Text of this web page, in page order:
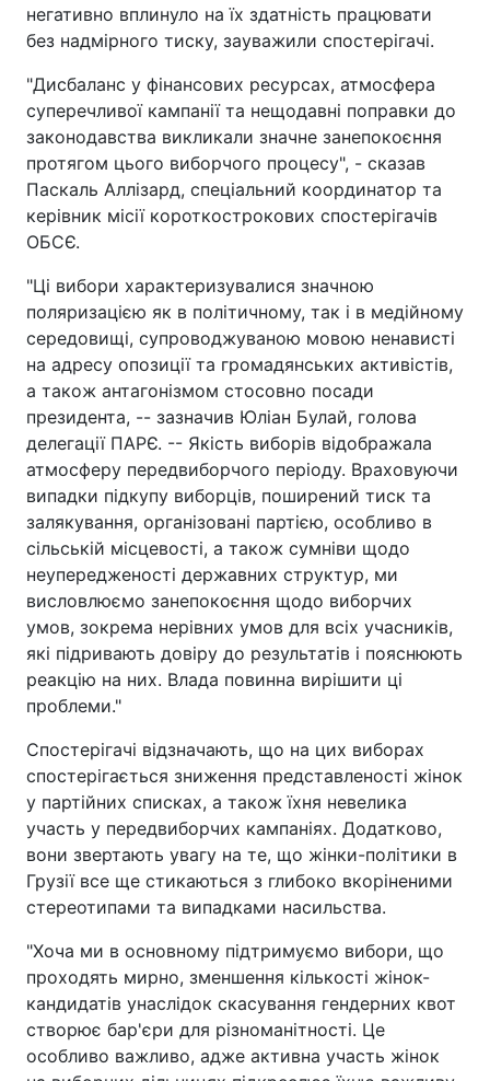
негативно вплинуло на їх здатність працювати
без надмірного тиску, зауважили спостерігачі.
"Дисбаланс у фінансових ресурсах, атмосфера
суперечливої кампанії та нещодавні поправки до
законодавства викликали значне занепокоєння
протягом цього виборчого процесу", - сказав
Паскаль Аллізард, спеціальний координатор та
керівник місії короткострокових спостерігачів
ОБСЄ.
"Ці вибори характеризувалися значною
поляризацією як в політичному, так і в медійному
середовищі, супроводжуваною мовою ненависті
на адресу опозиції та громадянських активістів,
а також антагонізмом стосовно посади
президента, -- зазначив Юліан Булай, голова
делегації ПАРЄ. -- Якість виборів відображала
атмосферу передвиборчого періоду. Враховуючи
випадки підкупу виборців, поширений тиск та
залякування, організовані партією, особливо в
сільській місцевості, а також сумніви щодо
неупередженості державних структур, ми
висловлюємо занепокоєння щодо виборчих
умов, зокрема нерівних умов для всіх учасників,
які підривають довіру до результатів і пояснюють
реакцію на них. Влада повинна вирішити ці
проблеми."
Спостерігачі відзначають, що на цих виборах
спостерігається зниження представленості жінок
у партійних списках, а також їхня невелика
участь у передвиборчих кампаніях. Додатково,
вони звертають увагу на те, що жінки-політики в
Грузії все ще стикаються з глибоко вкоріненими
стереотипами та випадками насильства.
"Хоча ми в основному підтримуємо вибори, що
проходять мирно, зменшення кількості жінок-
кандидатів унаслідок скасування гендерних квот
створює бар'єри для різноманітності. Це
особливо важливо, адже активна участь жінок